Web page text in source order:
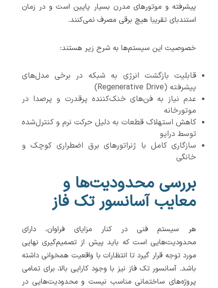
پیشرفته و موتورهای مدرن بسیار پایین است و در زمان
استندبای تقریبا هیچ برقی مصرف نمی‌کنند.
خصوصیت این سیستم‌ها به شرح زیر هستند:
قابلیت بازگشت انرژی به شبکه در برخی مدل‌های
پیشرفته (Regenerative Drive)
عدم نیاز به فن‌های خنک‌کننده پرقدرت و پرصدا در
موتورخانه
کاهش استهلاک قطعات به دلیل حرکت نرم و کنترل‌شده
توسط درایو
سازگاری کامل با ژنراتورهای برق اضطراری کوچک و
خانگی
بررسی محدودیت‌ها و
معایب آسانسور تک فاز
هر سیستم فنی در کنار مزایای فراوان، دارای
محدودیت‌هایی است که باید پیش از تصمیم‌گیری نهایی
مورد توجه قرار گیرد تا انتظارات با واقعیت همخوانی داشته
باشد. آسانسور تک فاز نیز با وجود کارایی بالا، برای تمامی
پروژه‌های ساختمانی مناسب نیست و محدودیت‌هایی در